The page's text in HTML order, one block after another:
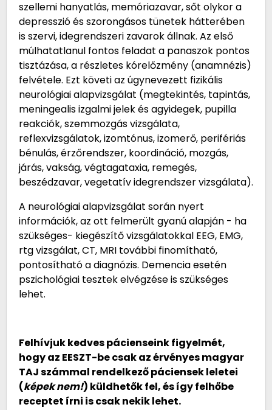
szellemi hanyatlás, memóriazavar, sőt olykor a
depresszió és szorongásos tünetek hátterében
is szervi, idegrendszeri zavarok állnak. Az első
múlhatatlanul fontos feladat a panaszok pontos
tisztázása, a részletes kórelőzmény (anamnézis)
felvétele. Ezt követi az úgynevezett fizikális
neurológiai alapvizsgálat (megtekintés, tapintás,
meningealis izgalmi jelek és agyidegek, pupilla
reakciók, szemmozgás vizsgálata,
reflexvizsgálatok, izomtónus, izomerő, perifériás
bénulás, érzőrendszer, koordináció, mozgás,
járás, vakság, végtagataxia, remegés,
beszédzavar, vegetatív idegrendszer vizsgálata).
A neurológiai alapvizsgálat során nyert
információk, az ott felmerült gyanú alapján - ha
szükséges- kiegészítő vizsgálatokkal EEG, EMG,
rtg vizsgálat, CT, MRI további finomítható,
pontosítható a diagnózis. Demencia esetén
pszichológiai tesztek elvégzése is szükséges
lehet.
Felhívjuk kedves pácienseink figyelmét,
hogy az EESZT-be csak az érvényes magyar
TAJ számmal rendelkező páciensek leletei
(képek nem!) küldhetők fel, és így felhőbe
receptet írni is csak nekik lehet.